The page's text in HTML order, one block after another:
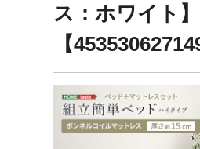
ス：ホワイト
【